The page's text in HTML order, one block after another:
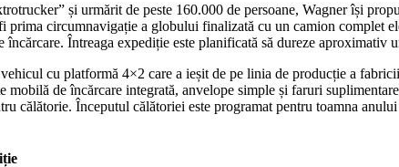
și urmărit de peste 160.000 de persoane, Wagner își
prima circumnavigație a globului finalizată cu un camion complet
Întreaga expediție este planificată să dureze aproximativ
cu platformă 4×2 care a ieșit de pe linia de producție a
mobilă de încărcare integrată, anvelope simple și faruri
călătorie. Începutul călătoriei este programat pentru toamna